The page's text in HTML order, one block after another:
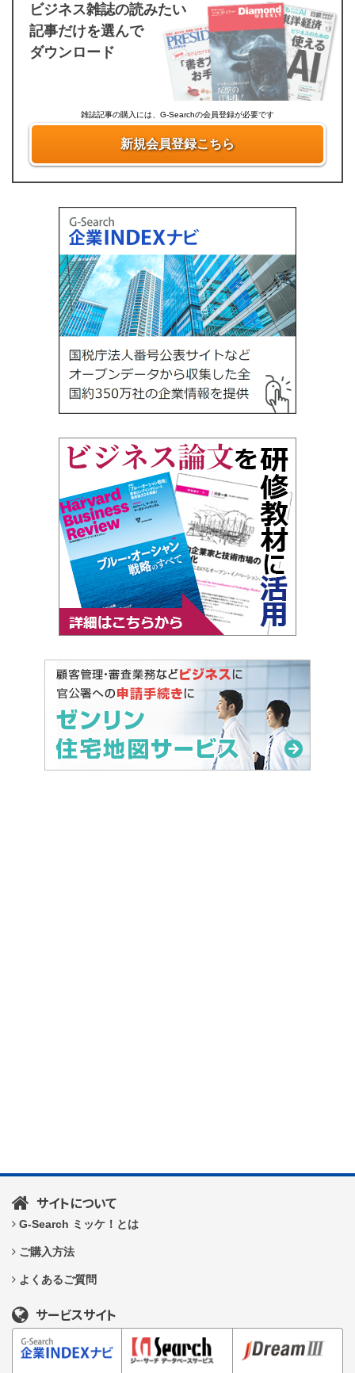
ビジネス雑誌の読みたい
記事だけを選んで
ダウンロード
雑誌記事の購入には、G-Searchの会員登録が必要です
新規会員登録こちら
サイトについて
G-Search ミッケ！とは
ご購入方法
よくあるご質問
サービスサイト